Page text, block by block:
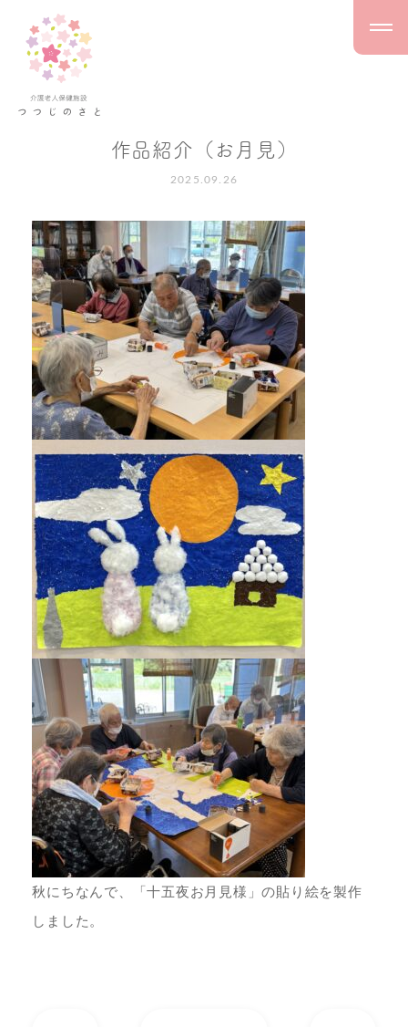
作品紹介（お月見）
2025.09.26
秋にちなんで、「十五夜お月見様」の貼り絵を製作
しました。